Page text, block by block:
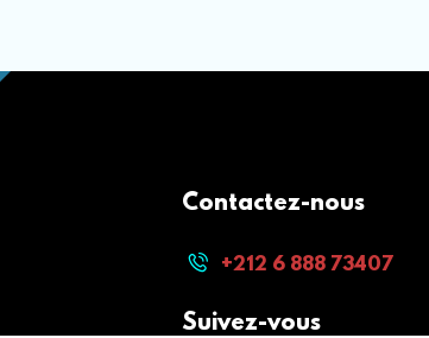
Contactez-nous
+212 6 888 73407
Suivez-vous